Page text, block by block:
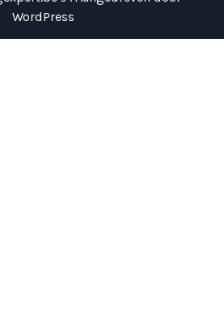
WordPress